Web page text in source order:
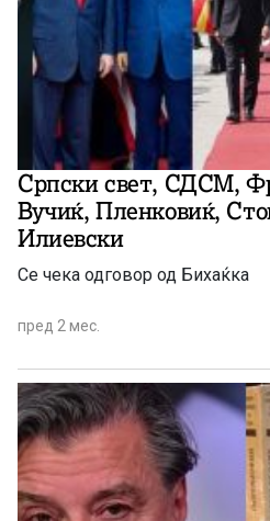
Српски свет, СДСМ,
Вучиќ, Пленковиќ,
Илиевски
Се чека одговор од Бихаќка
пред 2 мес.